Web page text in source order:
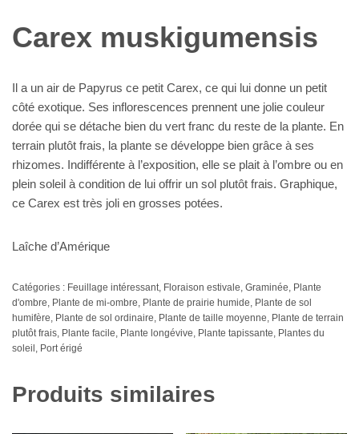
Carex muskigumensis
Il a un air de Papyrus ce petit Carex, ce qui lui donne un petit
côté exotique. Ses inflorescences prennent une jolie couleur
dorée qui se détache bien du vert franc du reste de la plante. En
terrain plutôt frais, la plante se développe bien grâce à ses
rhizomes. Indifférente à l’exposition, elle se plait à l’ombre ou en
plein soleil à condition de lui offrir un sol plutôt frais. Graphique,
ce Carex est très joli en grosses potées.
Laîche d’Amérique
Catégories : Feuillage intéressant Floraison estivale Graminée Plante
d'ombre Plante de mi-ombre Plante de prairie humide Plante de sol
humifère Plante de sol ordinaire Plante de taille moyenne Plante de terrain
plutôt frais Plante facile Plante longévive Plante tapissante Plantes du
soleil Port érigé
Produits similaires